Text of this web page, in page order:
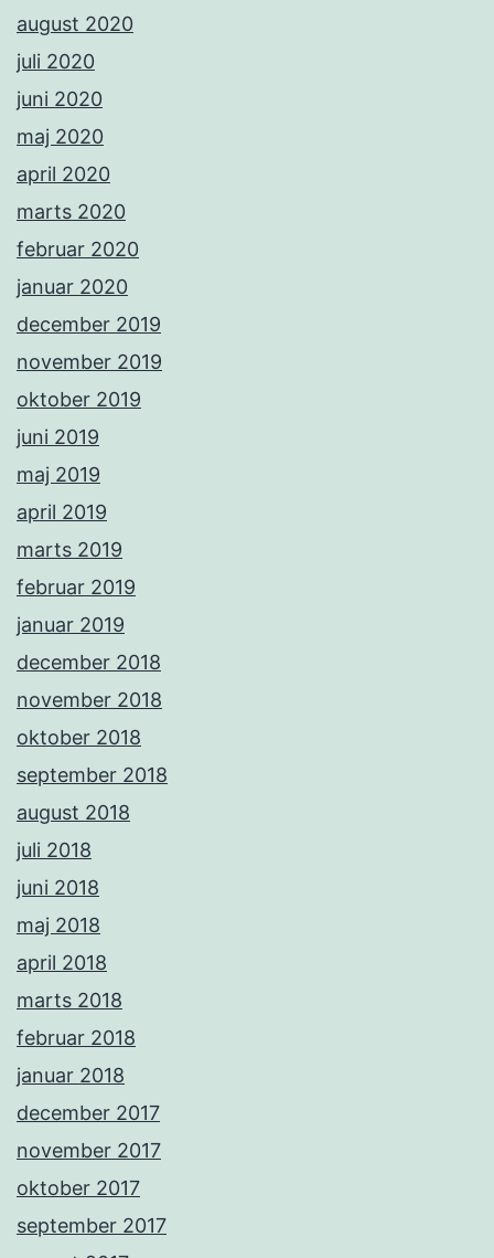
august 2020
juli 2020
juni 2020
maj 2020
april 2020
marts 2020
februar 2020
januar 2020
december 2019
november 2019
oktober 2019
juni 2019
maj 2019
april 2019
marts 2019
februar 2019
januar 2019
december 2018
november 2018
oktober 2018
september 2018
august 2018
juli 2018
juni 2018
maj 2018
april 2018
marts 2018
februar 2018
januar 2018
december 2017
november 2017
oktober 2017
september 2017